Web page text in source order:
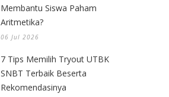
Membantu Siswa Paham
Aritmetika?
06 Jul 2026
7 Tips Memilih Tryout UTBK
SNBT Terbaik Beserta
Rekomendasinya